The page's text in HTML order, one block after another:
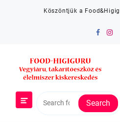
Köszöntjük a
Search